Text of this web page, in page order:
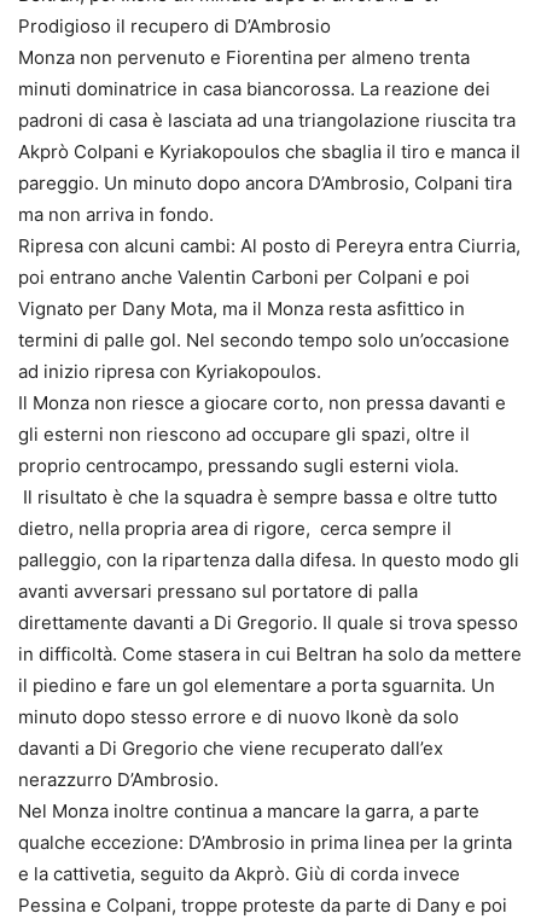
Prodigioso il recupero di D’Ambrosio
Monza non pervenuto e Fiorentina per almeno trenta
minuti dominatrice in casa biancorossa. La reazione dei
padroni di casa è lasciata ad una triangolazione riuscita tra
Akprò Colpani e Kyriakopoulos che sbaglia il tiro e manca il
pareggio. Un minuto dopo ancora D’Ambrosio, Colpani tira
ma non arriva in fondo.
Ripresa con alcuni cambi: Al posto di Pereyra entra Ciurria,
poi entrano anche Valentin Carboni per Colpani e poi
Vignato per Dany Mota, ma il Monza resta asfittico in
termini di palle gol. Nel secondo tempo solo un’occasione
ad inizio ripresa con Kyriakopoulos.
Il Monza non riesce a giocare corto, non pressa davanti e
gli esterni non riescono ad occupare gli spazi, oltre il
proprio centrocampo, pressando sugli esterni viola.
Il risultato è che la squadra è sempre bassa e oltre tutto
dietro, nella propria area di rigore, cerca sempre il
palleggio, con la ripartenza dalla difesa. In questo modo gli
avanti avversari pressano sul portatore di palla
direttamente davanti a Di Gregorio. Il quale si trova spesso
in difficoltà. Come stasera in cui Beltran ha solo da mettere
il piedino e fare un gol elementare a porta sguarnita. Un
minuto dopo stesso errore e di nuovo Ikonè da solo
davanti a Di Gregorio che viene recuperato dall’ex
nerazzurro D’Ambrosio.
Nel Monza inoltre continua a mancare la garra, a parte
qualche eccezione: D’Ambrosio in prima linea per la grinta
e la cattivetia, seguito da Akprò. Giù di corda invece
Pessina e Colpani, troppe proteste da parte di Dany e poi